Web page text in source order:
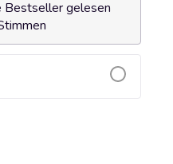
Bestseller gelesen